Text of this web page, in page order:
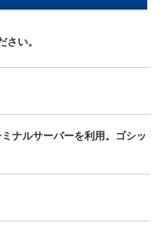
い。
ナルサーバーを利用。ゴシッ